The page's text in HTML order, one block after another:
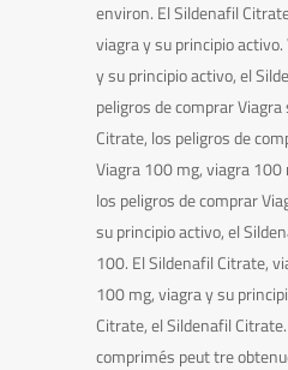
environ. El Sildenafil
viagra y su principio
y su principio activo, el
peligros de comprar
Citrate, los peligros de
Viagra 100 mg, viagra
los peligros de comprar
su principio activo, el
100. El Sildenafil Citrate,
100 mg, viagra y su
Citrate, el Sildenafil
comprimés peut tre